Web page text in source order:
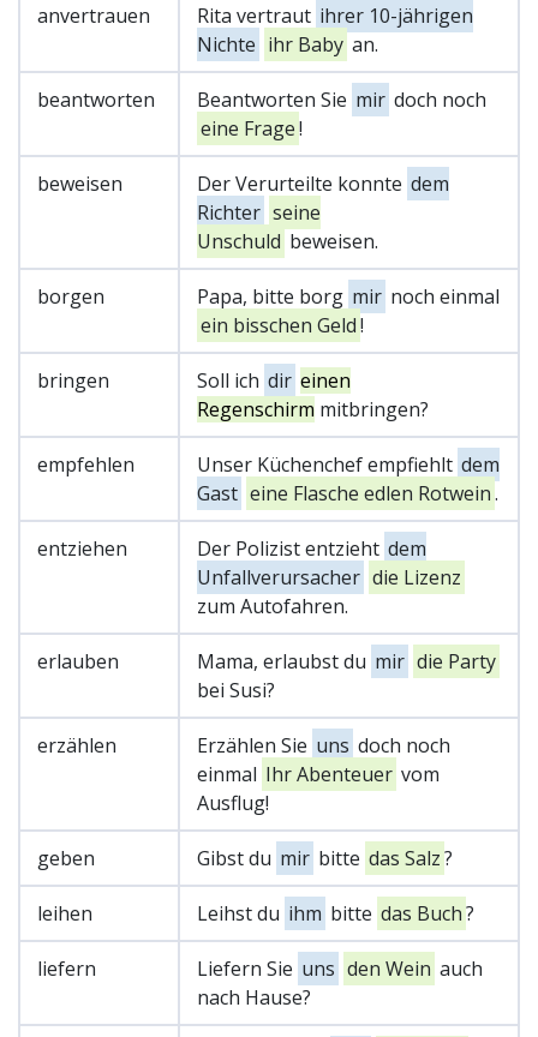
anvertrauen Rita vertraut ihrer 10-jährigen
Nichte ihr Baby an.
beantworten Beantworten Sie mir doch noch
eine Frage!
beweisen Der Verurteilte konnte dem
Richter seine
Unschuld beweisen.
borgen Papa, bitte borg mir noch einmal
ein bisschen Geld!
bringen Soll ich dir einen
Regenschirm mitbringen?
empfehlen Unser Küchenchef empfiehlt dem
Gast eine Flasche edlen Rotwein.
entziehen Der Polizist entzieht dem
Unfallverursacher die Lizenz
zum Autofahren.
erlauben Mama, erlaubst du mir die Party
bei Susi?
erzählen Erzählen Sie uns doch noch
einmal Ihr Abenteuer vom
Ausflug!
geben Gibst du mir bitte das Salz?
leihen Leihst du ihm bitte das Buch?
liefern Liefern Sie uns den Wein auch
nach Hause?